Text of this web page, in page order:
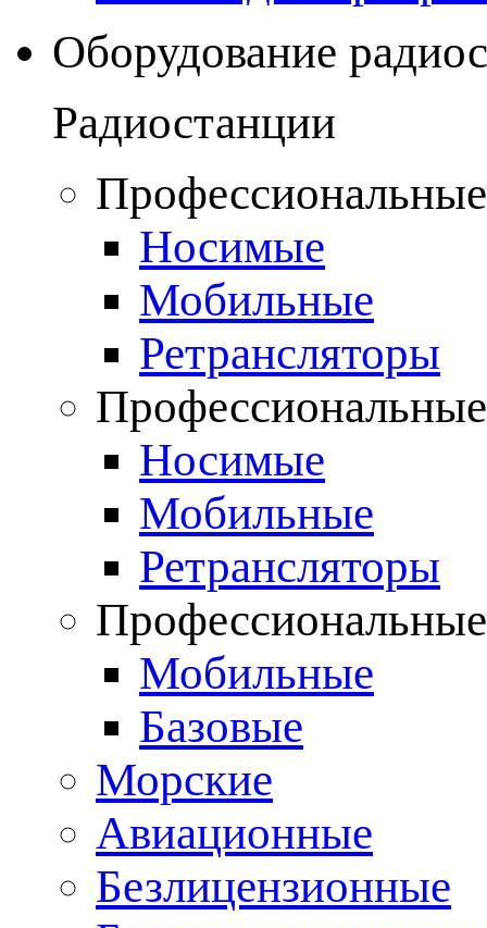
Оборудование
Радиостанции
Носимые
Мобильные
Ретрансляторы
Носимые
Мобильные
Ретрансляторы
Мобильные
Базовые
Морские
Авиационные
Безлицензионные